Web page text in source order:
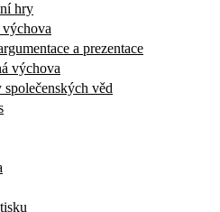
hry
výchova
a prezentace
výchova
společenských věd